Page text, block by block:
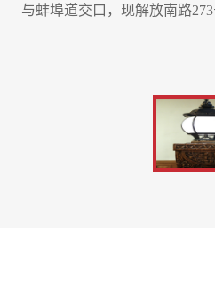
与蚌埠道交口，现解放南路